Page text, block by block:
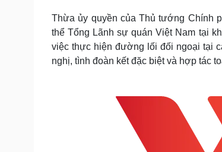
Cây thuốc
Sản phụ khoa
Nhi khoa
Nam khoa
Làm đẹp - giảm cân
Blog
Tình yêu -
Thừa ủy quyền của Thủ tướng Chính
thể Tổng Lãnh sự quán Việt Nam tại
việc thực hiện đường lối đối ngoại tại
nghị, tình đoàn kết đặc biệt và hợp tác